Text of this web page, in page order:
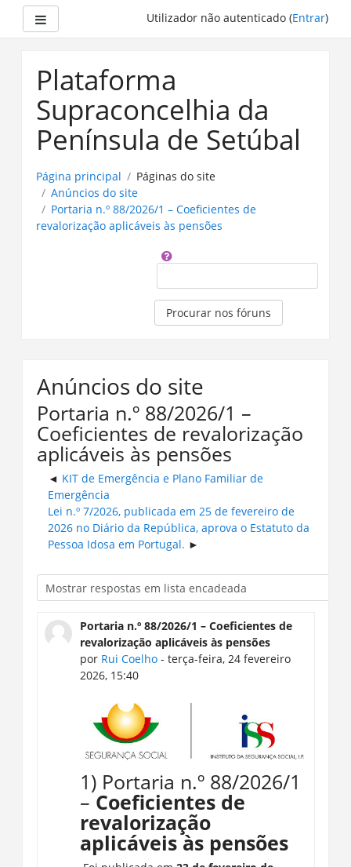
principal
Utilizador não autenticado (Entrar)
Plataforma
Supraconcelhia da
Península de Setúbal
Página principal
Páginas do site
Anúncios do site
Portaria n.º 88/2026/1 – Coeficientes de
revalorização aplicáveis às pensões
Procurar nos fóruns
Anúncios do site
Portaria n.º 88/2026/1 –
Coeficientes de revalorização
aplicáveis às pensões
KIT de Emergência e Plano Familiar de
Emergência
Lei n.º 7/2026, publicada em 25 de fevereiro de
2026 no Diário da República, aprova o Estatuto da
Pessoa Idosa em Portugal.
Portaria n.º 88/2026/1 – Coeficientes de
revalorização aplicáveis às pensões
por Rui Coelho- terça-feira, 24 fevereiro
2026, 15:40
1) Portaria n.º 88/2026/1
– Coeficientes de
revalorização
aplicáveis às pensões